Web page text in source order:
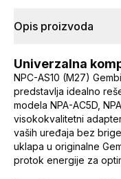
Opis proizvoda
Univerzalna
NPC-AS10 (M27)
predstavlja idealno
modela NPA-AC5D,
visokokvalitetni
vaših uređaja bez
uklapa u originalne
protok energije za